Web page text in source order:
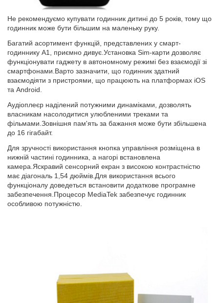
Не рекомендуємо купувати годинник дитині до 5 років, тому що
годинник може бути більшим на маленьку руку.
Багатий асортимент функцій, представлених у смарт-
годиннику A1, приємно дивує.Установка Sim-карти дозволяє
функціонувати гаджету в автономному режимі без взаємодії зі
смартфонами.Варто зазначити, що годинник здатний
взаємодіяти з пристроями, що працюють на платформах iOS
та Android.
Аудіоплеєр наділений потужними динаміками, дозволять
власникам насолодитися улюбленими треками та
фільмами.Зовнішня пам'ять за бажання може бути збільшена
до 16 гігабайт.
Для зручності використання кнопка управління розміщена в
нижній частині годинника, а нагорі встановлена ​​
камера.Яскравий сенсорний екран з високою контрастністю
має діагональ 1,54 дюймів.Для використання всього
функціоналу доведеться встановити додаткове програмне
забезпечення.Процесор MediaTek забезпечує годинник
особливою потужністю.